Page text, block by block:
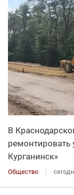
В
ремонтировать
Курганинск»
Общество